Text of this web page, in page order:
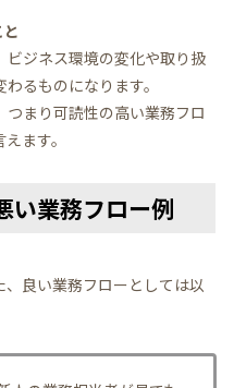
ジネス環境の変化や取り扱
るものになります。
まり可読性の高い業務フロ
ます。
い業務フロー例
良い業務フローとしては以